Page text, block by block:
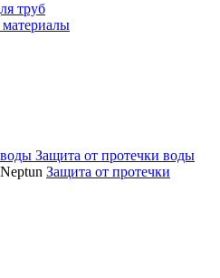
труб
Защита от протечки воды
Защита от протечки